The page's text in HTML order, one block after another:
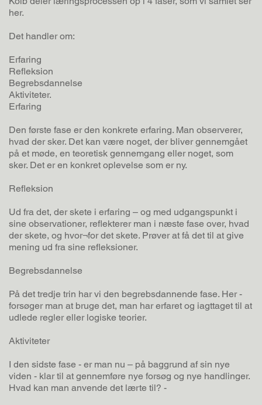
her.
Det handler om:
Erfaring
Refleksion
Begrebsdannelse
Aktiviteter.
Erfaring
Den første fase er den konkrete erfaring. Man observerer,
hvad der sker. Det kan være noget, der bliver gennemgået
på et møde, en teoretisk gennemgang eller noget, som
sker. Det er en konkret oplevelse som er ny.
Refleksion
Ud fra det, der skete i erfaring – og med udgangspunkt i
sine observationer, reflekterer man i næste fase over, hvad
der skete, og hvor¬for det skete. Prøver at få det til at give
mening ud fra sine refleksioner.
Begrebsdannelse
På det tredje trin har vi den begrebsdannende fase. Her -
forsøger man at bruge det, man har erfaret og iagttaget til at
udlede regler eller logiske teorier.
Aktiviteter
I den sidste fase - er man nu – på baggrund af sin nye
viden - klar til at gennemføre nye forsøg og nye handlinger.
Hvad kan man anvende det lærte til? -